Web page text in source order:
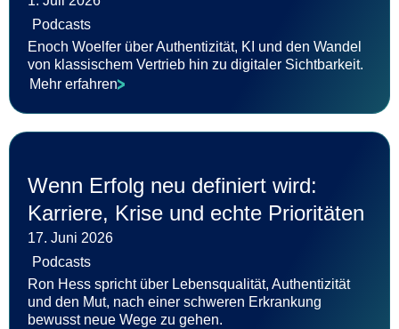
Podcasts
Enoch Woelfer über Authentizität, KI und den Wandel
von klassischem Vertrieb hin zu digitaler Sichtbarkeit.
Mehr erfahren
Wenn Erfolg neu definiert wird:
Karriere, Krise und echte Prioritäten
17. Juni 2026
Podcasts
Ron Hess spricht über Lebensqualität, Authentizität
und den Mut, nach einer schweren Erkrankung
bewusst neue Wege zu gehen.